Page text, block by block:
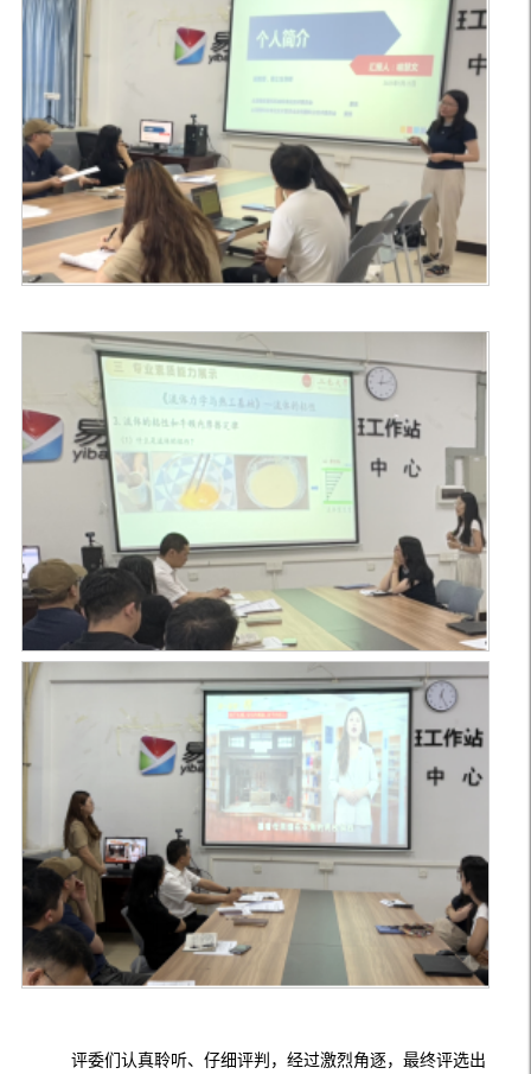
评委们认真聆听、仔细评判，经过激烈角逐，最终评选出